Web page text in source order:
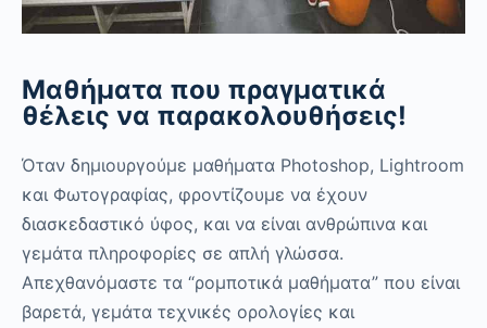
Μαθήματα που πραγματικά
θέλεις να παρακολουθήσεις!
Όταν δημιουργούμε μαθήματα Photoshop, Lightroom
και Φωτογραφίας, φροντίζουμε να έχουν
διασκεδαστικό ύφος, και να είναι ανθρώπινα και
γεμάτα πληροφορίες σε απλή γλώσσα.
Απεχθανόμαστε τα “ρομποτικά μαθήματα” που είναι
βαρετά, γεμάτα τεχνικές ορολογίες και